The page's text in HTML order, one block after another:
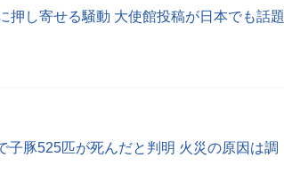
押し寄せる騒動 大使館投稿が日本でも話題
子豚525匹が死んだと判明 火災の原因は調